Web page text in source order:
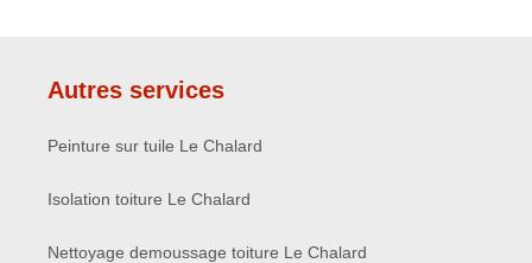
Autres services
Peinture sur tuile Le Chalard
Isolation toiture Le Chalard
Nettoyage demoussage toiture Le Chalard